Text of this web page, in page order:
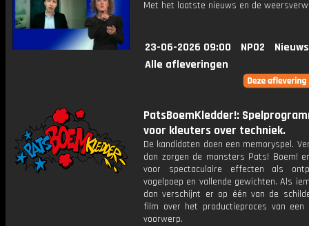
Met het laatste nieuws en de
23-06-2026 09:00 NPO2
Alle afleveringen
PatsBoemKledder!:
voor kleuters over techniek.
De kandidaten doen een memoryspel.
dan zorgen de monsters Pats! Boem!
voor spectaculaire effecten als
vogelpoep en vallende gewichten. Als
dan verschijnt er op één van de
film over het productieproces van een
voorwerp.